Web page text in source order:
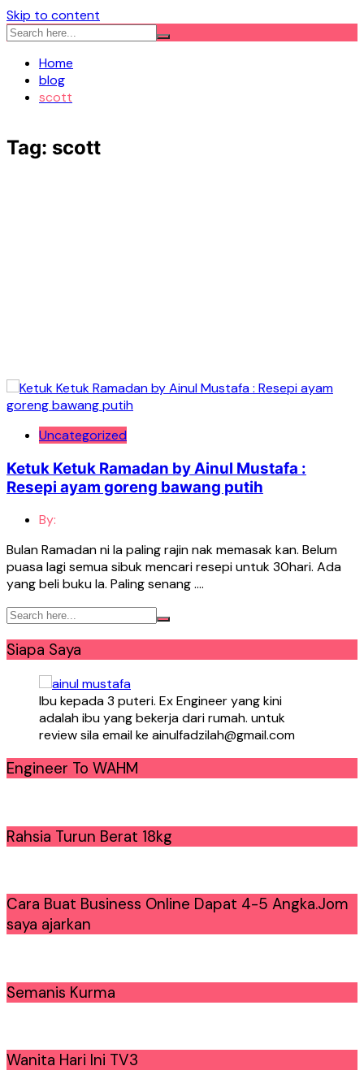
Skip to content
Home
blog
scott
Tag: scott
Uncategorized
Ketuk Ketuk Ramadan by Ainul Mustafa :
Resepi ayam goreng bawang putih
By:
Bulan Ramadan ni la paling rajin nak memasak kan. Belum
puasa lagi semua sibuk mencari resepi untuk 30hari. Ada
yang beli buku la. Paling senang ….
Siapa Saya
Ibu kepada 3 puteri. Ex Engineer yang kini
adalah ibu yang bekerja dari rumah. untuk
review sila email ke ainulfadzilah@gmail.com
Engineer To WAHM
Rahsia Turun Berat 18kg
Cara Buat Business Online Dapat 4-5 Angka.Jom
saya ajarkan
Semanis Kurma
Wanita Hari Ini TV3